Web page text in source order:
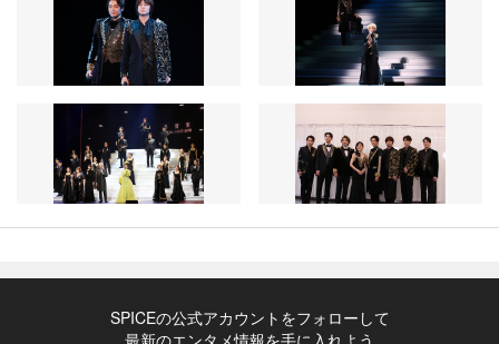
SPICEの公式アカウントをフォローして
最新のエンタメ情報を手に入れよう